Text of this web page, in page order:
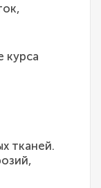
курса
тканей.